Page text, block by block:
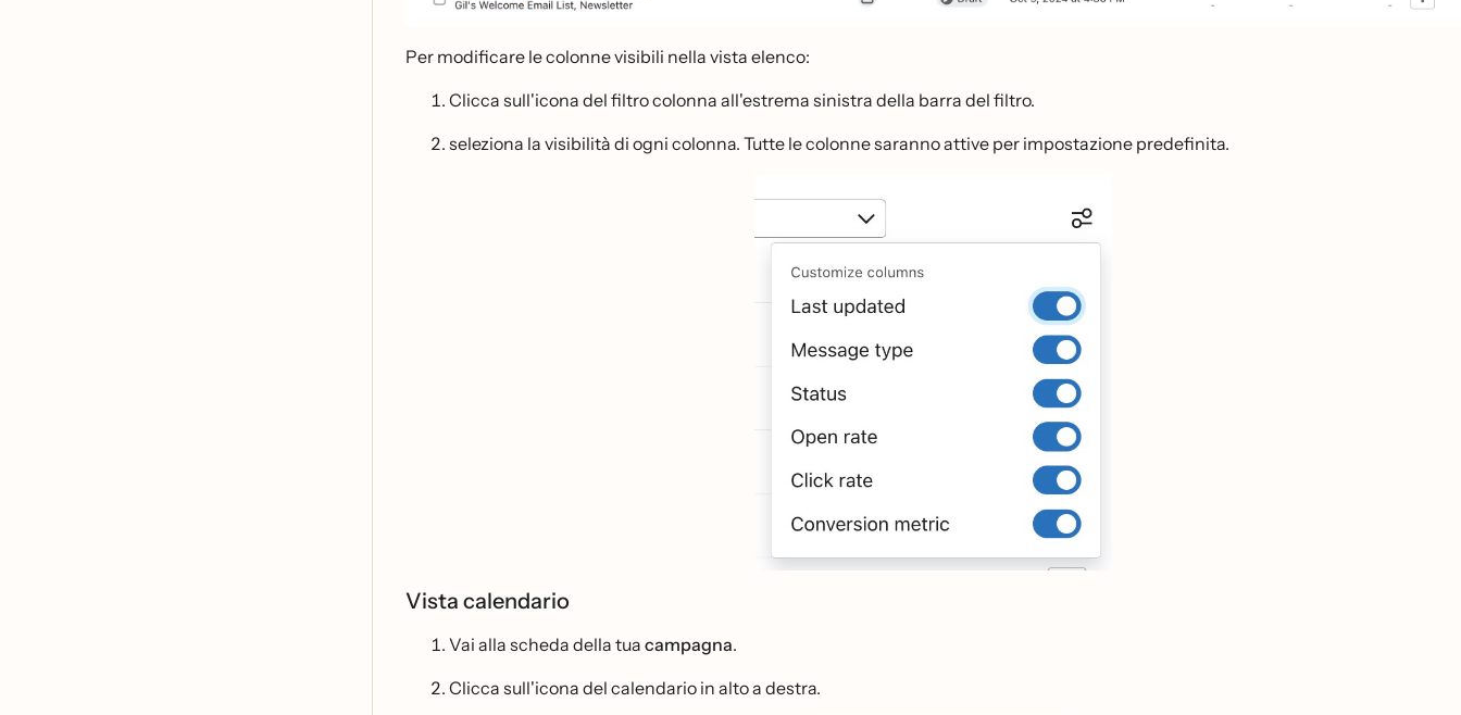
Per modificare le colonne visibili nella vista elenco:
Clicca sull'icona del filtro colonna all'estrema sinistra della barra del filtro.
seleziona la visibilità di ogni colonna. Tutte le colonne saranno attive per impostazione predefinita.
Vista calendario
Vai alla scheda della tua campagna.
Clicca sull'icona del calendario in alto a destra.